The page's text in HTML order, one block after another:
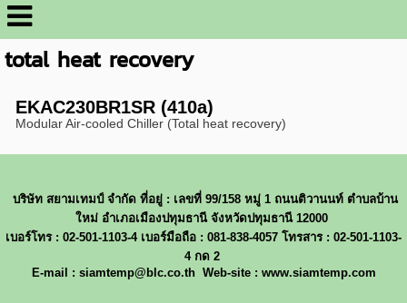
total heat recovery
EKAC230BR1SR (410a)
Modular Air-cooled Chiller (Total heat recovery)
บริษัท สยามเทมป์ จำกัด ที่อยู่ : เลขที่ 99/158 หมู่ 1 ถนนติวานนท์ ตำบลบ้าน
ใหม่ อำเภอเมืองปทุมธานี จังหวัดปทุมธานี 12000
เบอร์โทร : 02-501-1103-4 เบอร์มือถือ : 081-838-4057 โทรสาร : 02-501-1103-
4 กด 2
E-mail : siamtemp@blc.co.th Web-site : www.siamtemp.com